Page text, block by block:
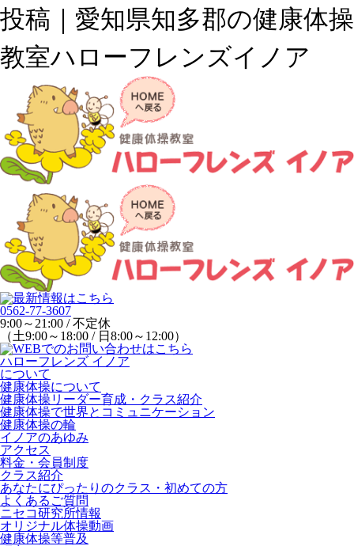
投稿｜愛知県知多郡の健康体操
教室ハローフレンズイノア
0562-77-3607
9:00～21:00 / 不定休
（土9:00～18:00 / 日8:00～12:00）
ハローフレンズ イノア
について
健康体操について
健康体操リーダー育成・クラス紹介
健康体操で世界とコミュニケーション
健康体操の輪
イノアのあゆみ
アクセス
料金・会員制度
クラス紹介
あなたにぴったりのクラス・初めての方
よくあるご質問
ニセコ研究所情報
オリジナル体操動画
健康体操等普及